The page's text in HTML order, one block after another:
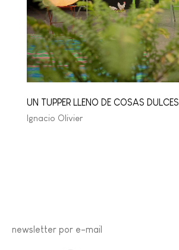
UN TUPPER LLENO DE COSAS DULCES
Ignacio Olivier
newsletter por e-mail